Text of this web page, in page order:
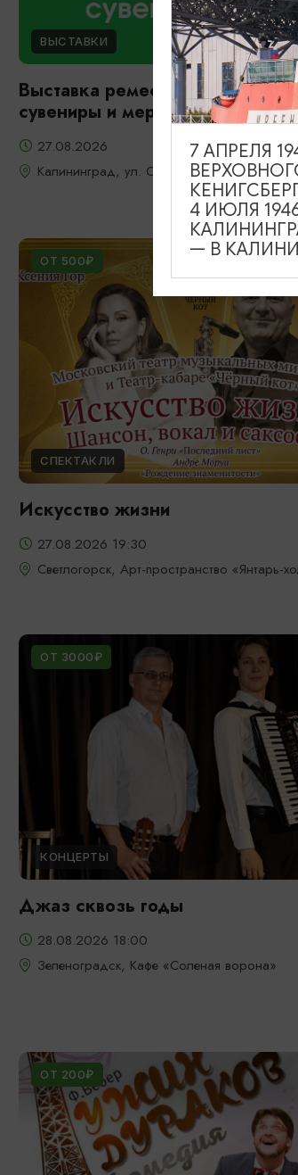
ВЫСТАВКИ
Выставка ремесленников:
сувениры и мерч
27.08.2026
Калининград, ул. Октябрьская, д. 8
ОТ 500₽
СПЕКТАКЛИ
Искусство жизни
27.08.2026 19:30
Светлогорск, Арт-пространство «Янтарь-
ОТ 3000₽
КОНЦЕРТЫ
Джаз сквозь годы
28.08.2026 18:00
Зеленоградск, Кафе «Соленая ворона»
ОТ 200₽
7 АПРЕЛЯ
4 ИЮЛЯ
— В